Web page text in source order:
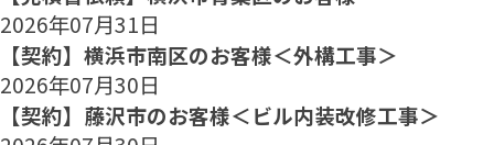
2026年07月31日
【契約】横浜市南区のお客様＜外構工事＞
2026年07月30日
【契約】藤沢市のお客様＜ビル内装改修工事＞